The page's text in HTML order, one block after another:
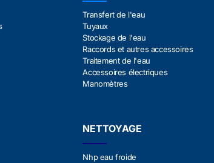
Transfert de l'eau
Tuyaux
Stockage de l'eau
Raccords et autres accessoires
Traitement de l'eau
Accessoires électriques
Manomètres
NETTOYAGE
Nhp eau froide